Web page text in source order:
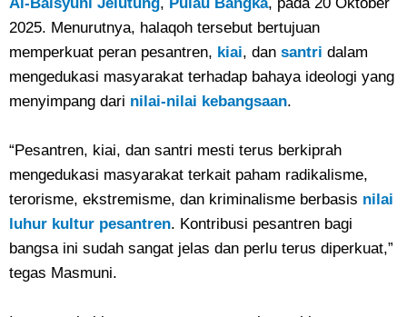
Al-Baisyuni Jelutung, Pulau Bangka, pada 20 Oktober
2025. Menurutnya, halaqoh tersebut bertujuan
memperkuat peran pesantren, kiai, dan santri dalam
mengedukasi masyarakat terhadap bahaya ideologi yang
menyimpang dari nilai-nilai kebangsaan.
“Pesantren, kiai, dan santri mesti terus berkiprah
mengedukasi masyarakat terkait paham radikalisme,
terorisme, ekstremisme, dan kriminalisme berbasis nilai
luhur kultur pesantren. Kontribusi pesantren bagi
bangsa ini sudah sangat jelas dan perlu terus diperkuat,”
tegas Masmuni.